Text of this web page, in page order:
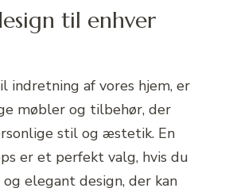
til enhver
indretning af vores hjem, er
møbler og tilbehør, der
stil og æstetik. En
er et perfekt valg, hvis du
elegant design, der kan